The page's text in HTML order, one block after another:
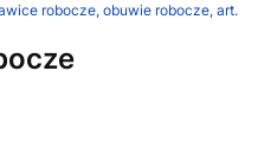
robocze, obuwie robocze,